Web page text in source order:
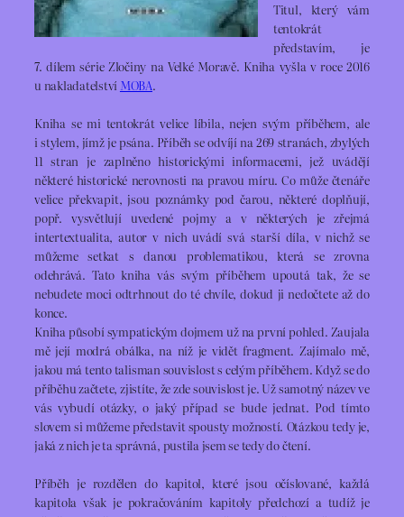
Titul, který vám
tentokrát
představím, je
7. dílem série Zločiny na Velké Moravě. Kniha vyšla v roce 2016
u nakladatelství MOBA.
Kniha se mi tentokrát velice líbila, nejen svým příběhem, ale
i stylem, jímž je psána. Příběh se odvíjí na 269 stranách, zbylých
11 stran je zaplněno historickými informacemi, jež uvádějí
některé historické nerovnosti na pravou míru. Co může čtenáře
velice překvapit, jsou poznámky pod čarou, některé doplňují,
popř. vysvětlují uvedené pojmy a v některých je zřejmá
intertextualita, autor v nich uvádí svá starší díla, v nichž se
můžeme setkat s danou problematikou, která se zrovna
odehrává. Tato kniha vás svým příběhem upoutá tak, že se
nebudete moci odtrhnout do té chvíle, dokud ji nedočtete až do
konce.
Kniha působí sympatickým dojmem už na první pohled. Zaujala
mě její modrá obálka, na níž je vidět fragment. Zajímalo mě,
jakou má tento talisman souvislost s celým příběhem. Když se do
příběhu začtete, zjistíte, že zde souvislost je. Už samotný název ve
vás vybudí otázky, o jaký případ se bude jednat. Pod tímto
slovem si můžeme představit spousty možností. Otázkou tedy je,
jaká z nich je ta správná, pustila jsem se tedy do čtení.
Příběh je rozdělen do kapitol, které jsou očíslované, každá
kapitola však je pokračováním kapitoly předchozí a tudíž je